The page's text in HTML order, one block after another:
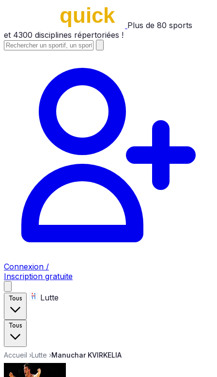
Plus de 80 sports
et 4300 disciplines répertoriées !
Connexion /
Inscription gratuite
Tous Lutte
Tous
Accueil ›Lutte ›Manuchar KVIRKELIA